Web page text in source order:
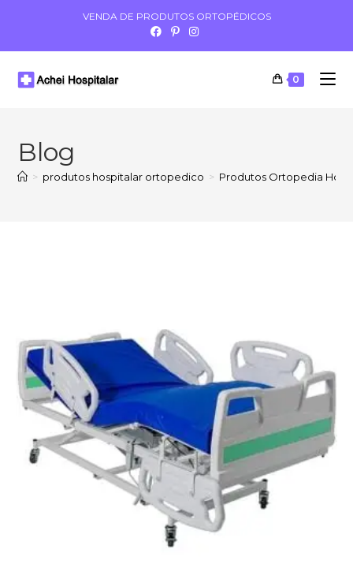
VENDA DE PRODUTOS ORTOPÉDICOS
0
Blog
> produtos hospitalar ortopedico > Produtos Ortopedia